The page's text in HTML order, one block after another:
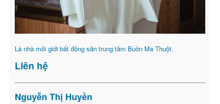
Là nhà môi giới bất động sản trung tâm Buôn Ma Thuột.
Liên hệ
Nguyễn Thị Huyền